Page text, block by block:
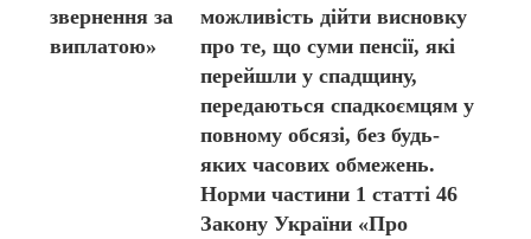
звернення за
виплатою»
можливість дійти висновку
про те, що суми пенсії, які
перейшли у спадщину,
передаються спадкоємцям у
повному обсязі, без будь-
яких часових обмежень.
Норми частини 1 статті 46
Закону України «Про